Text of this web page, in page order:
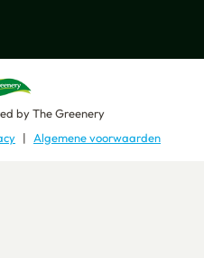
byThe Greenery
Algemene voorwaarden